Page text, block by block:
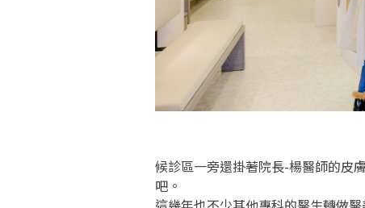
候診區一旁還掛著院長-楊醫師的皮
吧。